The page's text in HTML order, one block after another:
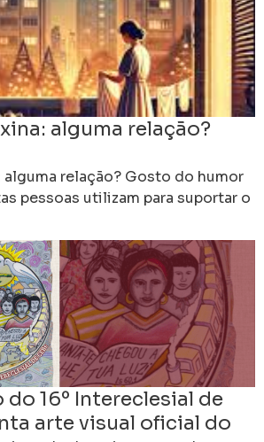
alguma relação?
relação? Gosto do humor
pessoas utilizam para suportar o
16º Intereclesial de
arte visual oficial do